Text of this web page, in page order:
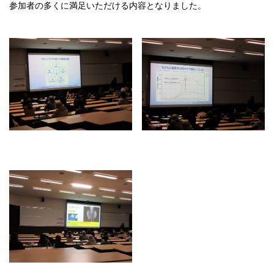
参加者の多くに満足いただける内容となりました。